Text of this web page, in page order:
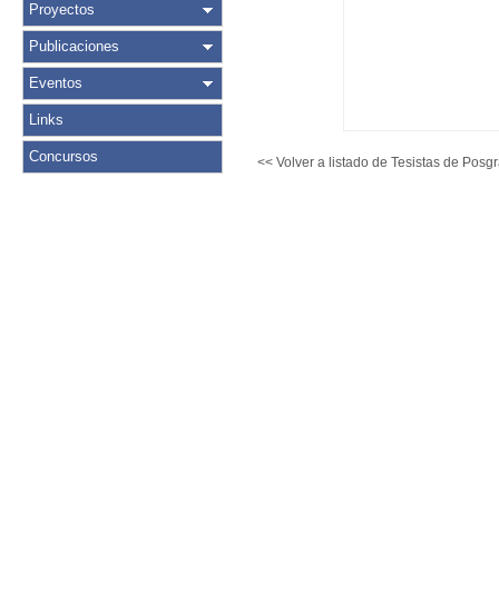
Proyectos
Publicaciones
Eventos
Links
Concursos << Volver a listado de Tesistas de